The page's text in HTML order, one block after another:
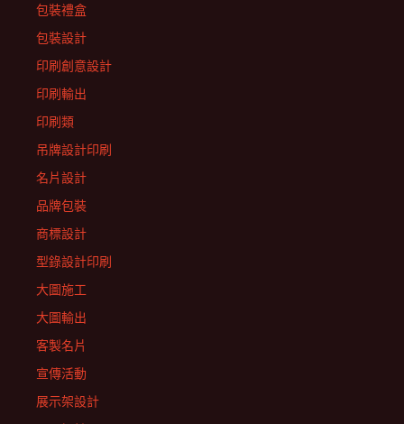
包裝禮盒
包裝設計
印刷創意設計
印刷輸出
印刷類
吊牌設計印刷
名片設計
品牌包裝
商標設計
型錄設計印刷
大圖施工
大圖輸出
客製名片
宣傳活動
展示架設計